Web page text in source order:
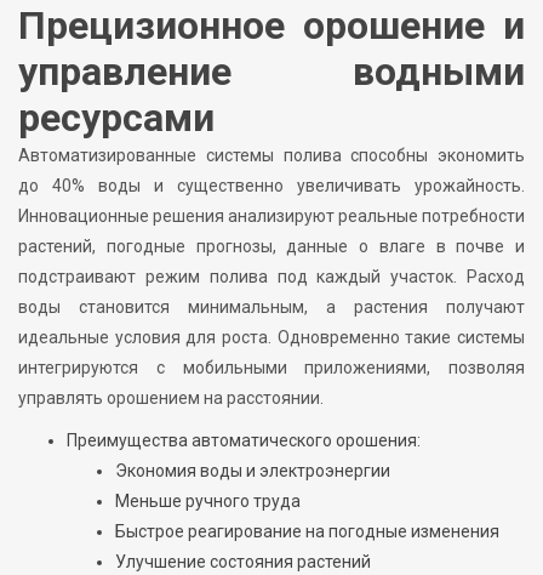
Прецизионное орошение и
управление водными
ресурсами
Автоматизированные системы полива способны экономить
до 40% воды и существенно увеличивать урожайность.
Инновационные решения анализируют реальные потребности
растений, погодные прогнозы, данные о влаге в почве и
подстраивают режим полива под каждый участок. Расход
воды становится минимальным, а растения получают
идеальные условия для роста. Одновременно такие системы
интегрируются с мобильными приложениями, позволяя
управлять орошением на расстоянии.
Преимущества автоматического орошения:
Экономия воды и электроэнергии
Меньше ручного труда
Быстрое реагирование на погодные изменения
Улучшение состояния растений